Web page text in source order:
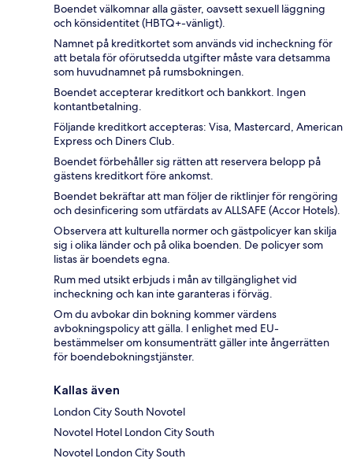
Boendet välkomnar alla gäster, oavsett sexuell läggning
och könsidentitet (HBTQ+-vänligt).
Namnet på kreditkortet som används vid incheckning för
att betala för oförutsedda utgifter måste vara detsamma
som huvudnamnet på rumsbokningen.
Boendet accepterar kreditkort och bankkort. Ingen
kontantbetalning.
Följande kreditkort accepteras: Visa, Mastercard, American
Express och Diners Club.
Boendet förbehåller sig rätten att reservera belopp på
gästens kreditkort före ankomst.
Boendet bekräftar att man följer de riktlinjer för rengöring
och desinficering som utfärdats av ALLSAFE (Accor Hotels).
Observera att kulturella normer och gästpolicyer kan skilja
sig i olika länder och på olika boenden. De policyer som
listas är boendets egna.
Rum med utsikt erbjuds i mån av tillgänglighet vid
incheckning och kan inte garanteras i förväg.
Om du avbokar din bokning kommer värdens
avbokningspolicy att gälla. I enlighet med EU-
bestämmelser om konsumenträtt gäller inte ångerrätten
för boendebokningstjänster.
Kallas även
London City South Novotel
Novotel Hotel London City South
Novotel London City South